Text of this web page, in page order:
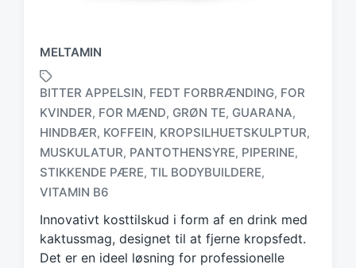
MELTAMIN
a
g
g
d
w
i
BITTER APPELSIN, FEDT FORBRÆNDING, FOR
KVINDER, FOR MÆND, GRØN TE, GUARANA,
HINDBÆR, KOFFEIN, KROPSILHUETSKULPTUR,
MUSKULATUR, PANTOTHENSYRE, PIPERINE,
STIKKENDE PÆRE, TIL BODYBUILDERE,
VITAMIN B6
Innovativt kosttilskud i form af en drink med
kaktussmag, designet til at fjerne kropsfedt.
Det er en ideel løsning for professionelle